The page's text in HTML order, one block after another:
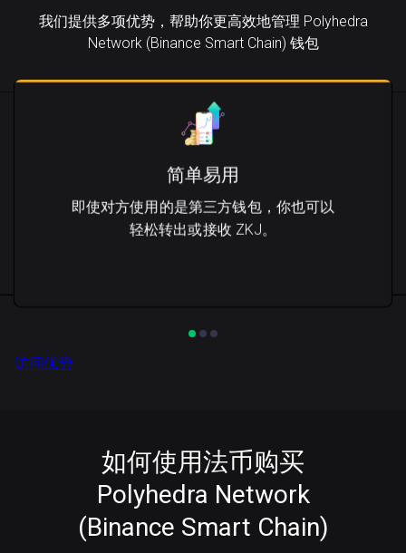
我们提供多项优势，帮助你更高效地管理 Polyhedra
Network (Binance Smart Chain) 钱包
简单易用
即使对方使用的是第三方钱包，你也可以
轻松转出或接收 ZKJ。
访问优势
如何使用法币购买
Polyhedra Network
(Binance Smart Chain)